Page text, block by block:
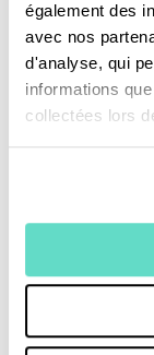
également des
avec nos
d'analyse, qui
informations
collectées lors